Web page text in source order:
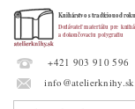
+421 903 910 596
info@atelierknihy.sk